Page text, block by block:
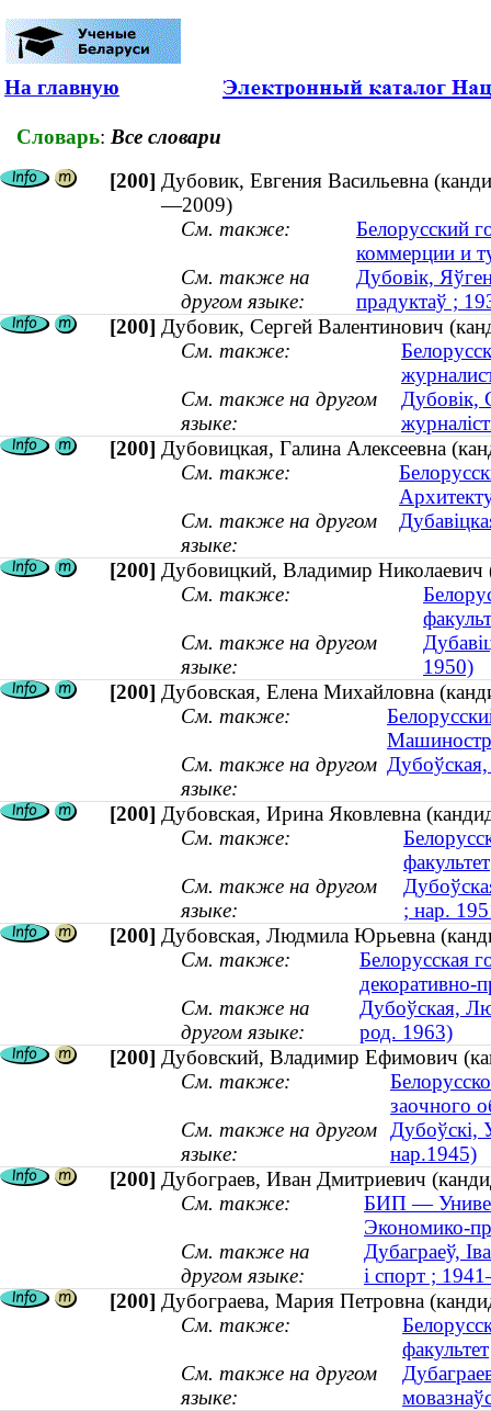
На главную
Словарь: Все словари
[200] Дубовик, Евгения Васильевна
—2009)
См. также:
Белорусский
коммерции и
См. также на
другом языке:
Дубовік,
прадуктаў ;
[200] Дубовик, Сергей Валентинович
См. также:
См. также на другом
языке:
Дубовік,
[200] Дубовицкая, Галина Алексеевна
См. также:
См. также на другом
языке:
[200] Дубовицкий, Владимир Николаевич
См. также:
См. также на другом
языке:
1950)
[200] Дубовская, Елена Михайловна
См. также:
См. также на другом
языке:
[200] Дубовская, Ирина Яковлевна
См. также:
факультет
См. также на другом
языке:
; нар.
[200] Дубовская, Людмила Юрьевна
См. также:
Белорусская
декоративно-
См. также на
другом языке:
Дубоўская,
род. 1963)
[200] Дубовский, Владимир Ефимович
См. также:
заочного
См. также на другом
языке:
Дубоўскі,
нар.1945)
[200] Дубограев, Иван Дмитриевич
См. также:
БИП —
Экономико-
См. также на
другом языке:
Дубаграеў,
і спорт ;
[200] Дубограева, Мария Петровна
См. также:
факультет
См. также на другом
языке: